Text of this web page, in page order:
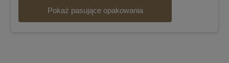
Pokaż pasujące opakowania